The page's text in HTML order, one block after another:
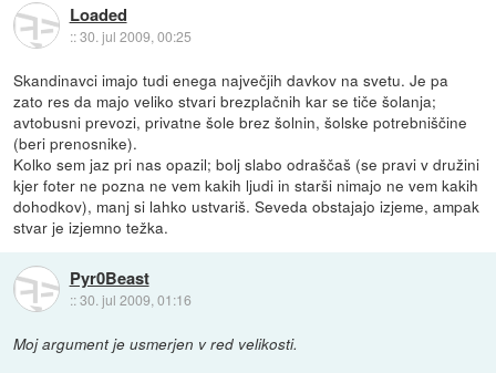
Loaded
::30. jul 2009, 00:25
Skandinavci imajo tudi enega največjih davkov na svetu. Je pa
zato res da majo veliko stvari brezplačnih kar se tiče šolanja;
avtobusni prevozi, privatne šole brez šolnin, šolske potrebniščine
(beri prenosnike).
Kolko sem jaz pri nas opazil; bolj slabo odraščaš (se pravi v družini
kjer foter ne pozna ne vem kakih ljudi in starši nimajo ne vem kakih
dohodkov), manj si lahko ustvariš. Seveda obstajajo izjeme, ampak
stvar je izjemno težka.
Pyr0Beast
::30. jul 2009, 01:16
Moj argument je usmerjen v red velikosti.